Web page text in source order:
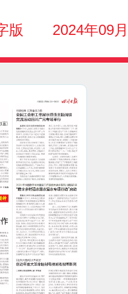
版 2024年09